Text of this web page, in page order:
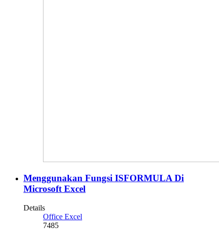
Menggunakan Fungsi ISFORMULA Di
Microsoft Excel
Details
Office Excel
7485